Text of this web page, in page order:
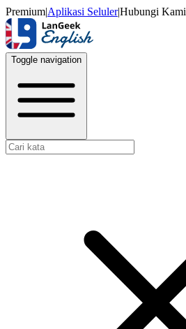
Premium|Aplikasi Seluler|Hubungi Kami
Toggle navigation